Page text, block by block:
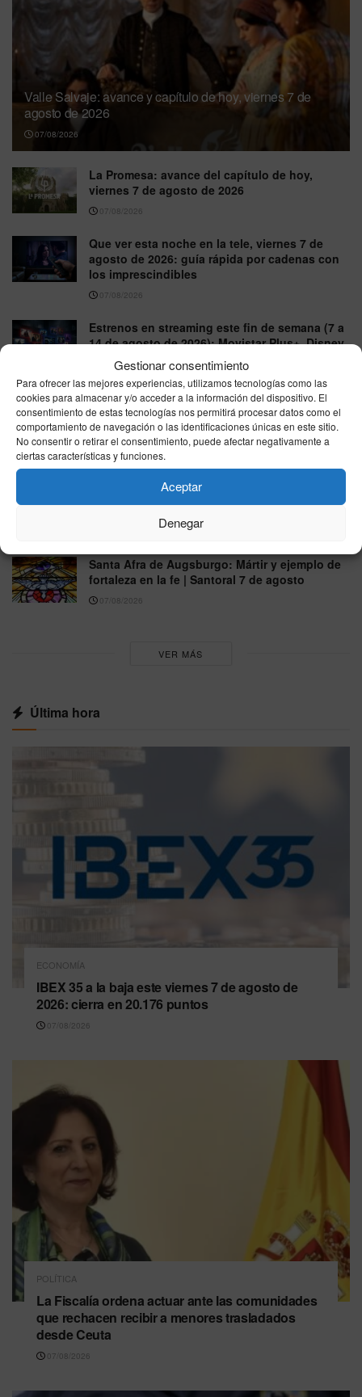
Gestionar consentimiento
Para ofrecer las mejores experiencias, utilizamos tecnologías como las
cookies para almacenar y/o acceder a la información del dispositivo. El
consentimiento de estas tecnologías nos permitirá procesar datos como el
comportamiento de navegación o las identificaciones únicas en este sitio.
No consentir o retirar el consentimiento, puede afectar negativamente a
ciertas características y funciones.
Aceptar
Denegar
Valle Salvaje: avance y capítulo de hoy, viernes 7 de
agosto de 2026
07/08/2026
La Promesa: avance del capítulo de hoy,
viernes 7 de agosto de 2026
07/08/2026
Que ver esta noche en la tele, viernes 7 de
agosto de 2026: guía rápida por cadenas con
los imprescindibles
07/08/2026
Estrenos en streaming este fin de semana (7 a
14 de agosto de 2026): Movistar Plus+, Disney
Plus, Max y Netflix
07/08/2026
Un día como hoy, 7 de agosto: tragedias,
cambios políticos y ciencia que mira al cielo
07/08/2026
Horóscopo de hoy viernes 7 de agosto de
2026: predicciones gratis en salud, amor y
trabajo
Santa Afra de Augsburgo: Mártir y ejemplo de
fortaleza en la fe | Santoral 7 de agosto
07/08/2026
VER MÁS
Última hora
ECONOMÍA
IBEX 35 a la baja este viernes 7 de agosto de
2026: cierra en 20.176 puntos
07/08/2026
POLÍTICA
La Fiscalía ordena actuar ante las comunidades
que rechacen recibir a menores trasladados
desde Ceuta
07/08/2026